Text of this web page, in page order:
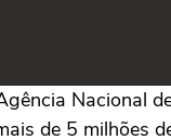
Nacional
de 5 milhões